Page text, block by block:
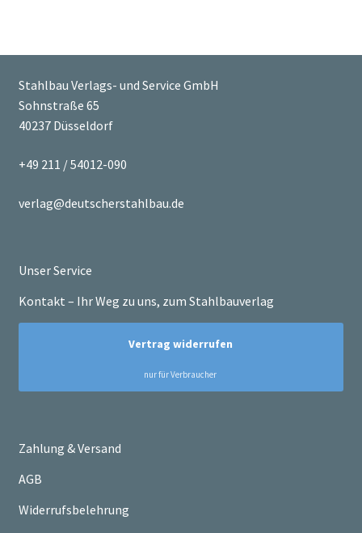
Stahlbau Verlags- und Service GmbH
Sohnstraße 65
40237 Düsseldorf
+49 211 / 54012-090
verlag@deutscherstahlbau.de
Unser Service
Kontakt – Ihr Weg zu uns, zum Stahlbauverlag
Zahlung & Versand
AGB
Widerrufsbelehrung